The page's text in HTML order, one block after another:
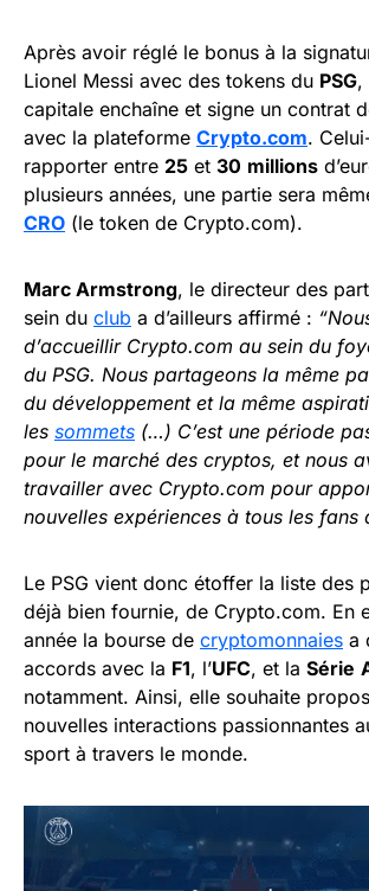
Après avoir réglé le bonus à la
Lionel Messi avec des tokens du PSG,
capitale enchaîne et signe un contrat
avec la plateforme Crypto.com.
rapporter entre 25 et 30 millions
plusieurs années, une partie sera
CRO (le token de Crypto.com).
Marc Armstrong, le directeur des
sein du club a d’ailleurs affirmé :
d’accueillir Crypto.com au sein du
du PSG. Nous partageons la même
du développement et la même
les sommets (…) C’est une période
pour le marché des cryptos, et nous
travailler avec Crypto.com pour
nouvelles expériences à tous les fans
Le PSG vient donc étoffer la liste des
déjà bien fournie, de Crypto.com. En
année la bourse de cryptomonnaies a
accords avec la F1, l’UFC, et la Série
notamment. Ainsi, elle souhaite
nouvelles interactions passionnantes
sport à travers le monde.